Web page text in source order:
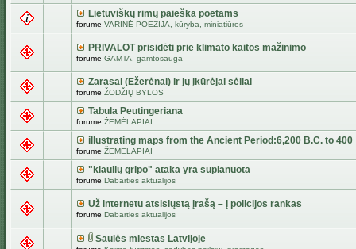
Lietuviškų rimų paieška poetams
forume VARINĖ POEZIJA, kūryba, miniatiūros
PRIVALOT prisidėti prie klimato kaitos mažinimo
forume GAMTA, gamtosauga
Zarasai (Ežerėnai) ir jų įkūrėjai sėliai
forume ŽODŽIŲ BYLOS
Tabula Peutingeriana
forume ŽEMĖLAPIAI
illustrating maps from the Ancient Period:6,200 B.C. to 400
forume ŽEMĖLAPIAI
"kiaulių gripo" ataka yra suplanuota
forume Dabarties aktualijos
Už internetu atsisiųstą įrašą – į policijos rankas
forume Dabarties aktualijos
Saulės miestas Latvijoje